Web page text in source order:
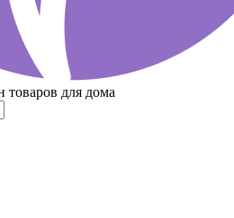
товаров для дома